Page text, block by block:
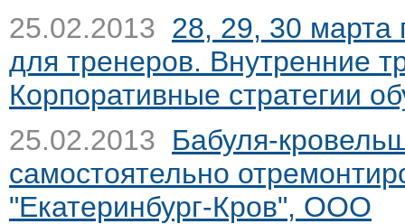
25.02.2013 28, 29, 30 марта
для тренеров. Внутренние
Корпоративные стратегии
25.02.2013 Бабуля-
самостоятельно
"Екатеринбург-Кров", ООО